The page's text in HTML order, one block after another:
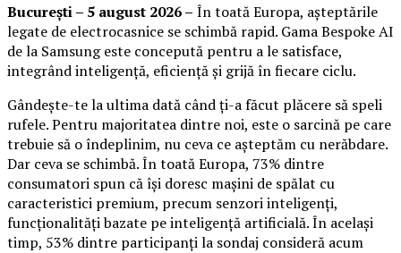
București – 5 august 2026 – În toată Europa, așteptările
legate de electrocasnice se schimbă rapid. Gama Bespoke AI
de la Samsung este concepută pentru a le satisface,
integrând inteligență, eficiență și grijă în fiecare ciclu.
Gândește-te la ultima dată când ți-a făcut plăcere să speli
rufele. Pentru majoritatea dintre noi, este o sarcină pe care
trebuie să o îndeplinim, nu ceva ce așteptăm cu nerăbdare.
Dar ceva se schimbă. În toată Europa, 73% dintre
consumatori spun că își doresc mașini de spălat cu
caracteristici premium, precum senzori inteligenți,
funcționalități bazate pe inteligență artificială. În același
timp, 53% dintre participanți la sondaj consideră acum